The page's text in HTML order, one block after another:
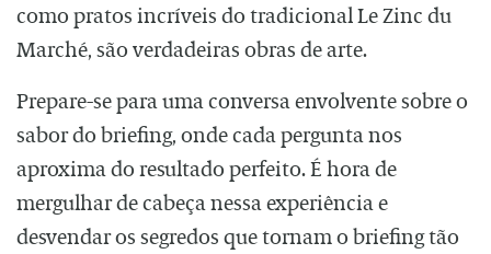
como pratos incríveis do tradicional Le Zinc du
Marché, são verdadeiras obras de arte.
Prepare-se para uma conversa envolvente sobre o
sabor do briefing, onde cada pergunta nos
aproxima do resultado perfeito. É hora de
mergulhar de cabeça nessa experiência e
desvendar os segredos que tornam o briefing tão